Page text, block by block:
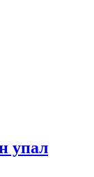
упал